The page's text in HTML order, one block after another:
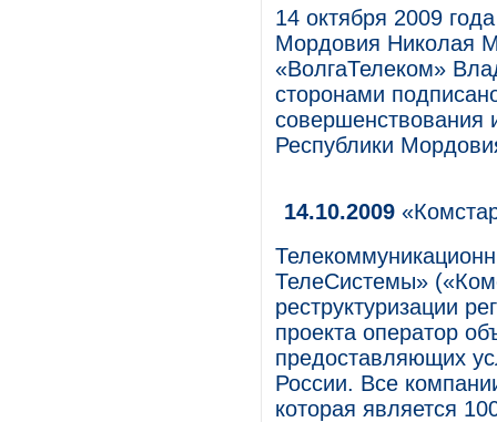
14 октября 2009
Мордовия Николая
«ВолгаТелеком»
сторонами
совершенствования
Республики
14.10.2009
ТелеСистемы»
реструктуризации
проекта оператор
предоставляющих
России. Все
которая является